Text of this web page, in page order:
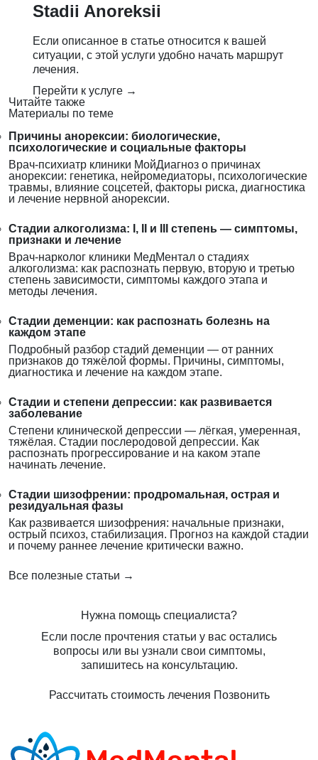
Stadii Anoreksii
Если описанное в статье относится к вашей
ситуации, с этой услуги удобно начать маршрут
лечения.
Перейти к услуге →
Читайте также
Материалы по теме
Причины анорексии: биологические,
психологические и социальные факторы
Врач-психиатр клиники МойДиагноз о причинах
анорексии: генетика, нейромедиаторы, психологические
травмы, влияние соцсетей, факторы риска, диагностика
и лечение нервной анорексии.
Стадии алкоголизма: I, II и III степень — симптомы,
признаки и лечение
Врач-нарколог клиники МедМентал о стадиях
алкоголизма: как распознать первую, вторую и третью
степень зависимости, симптомы каждого этапа и
методы лечения.
Стадии деменции: как распознать болезнь на
каждом этапе
Подробный разбор стадий деменции — от ранних
признаков до тяжёлой формы. Причины, симптомы,
диагностика и лечение на каждом этапе.
Стадии и степени депрессии: как развивается
заболевание
Степени клинической депрессии — лёгкая, умеренная,
тяжёлая. Стадии послеродовой депрессии. Как
распознать прогрессирование и на каком этапе
начинать лечение.
Стадии шизофрении: продромальная, острая и
резидуальная фазы
Как развивается шизофрения: начальные признаки,
острый психоз, стабилизация. Прогноз на каждой стадии
и почему раннее лечение критически важно.
Все полезные статьи →
Нужна помощь специалиста?
Если после прочтения статьи у вас остались
вопросы или вы узнали свои симптомы,
запишитесь на консультацию.
Рассчитать стоимость лечения Позвонить